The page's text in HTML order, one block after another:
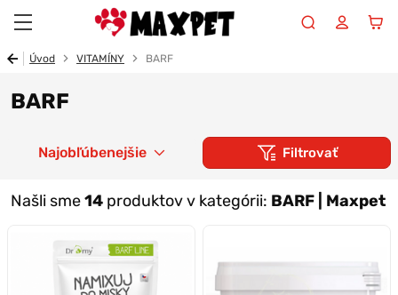
Úvod VITAMÍNY BARF
BARF
Filtrovať
Našli sme14 produktov v kategórii: BARF | Maxpet
Najobľúbenejšie